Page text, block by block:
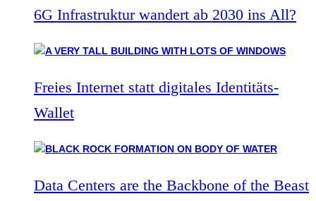
6G Infrastruktur wandert ab 2030 ins All?
Freies Internet statt digitales Identitäts-
Wallet
Data Centers are the Backbone of the Beast